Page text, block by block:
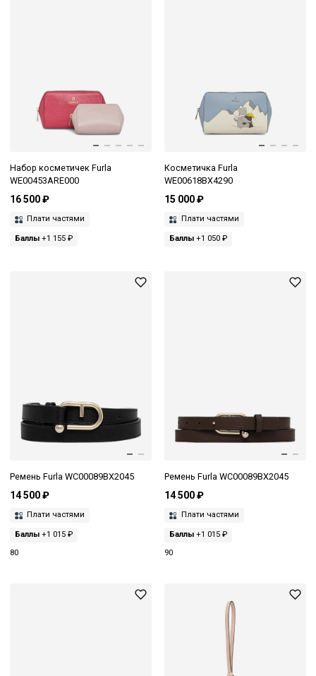
Набор косметичек Furla
WE00453ARE000
16 500 ₽
Плати частями
Баллы +1 155 ₽
Косметичка Furla
WE00618BX4290
15 000 ₽
Плати частями
Баллы+1 050 ₽
Ремень Furla WC00089BX2045
14 500 ₽
Плати частями
Баллы +1 015 ₽
80
Ремень Furla WC00089BX2045
14 500 ₽
Плати частями
Баллы+1 015 ₽
90